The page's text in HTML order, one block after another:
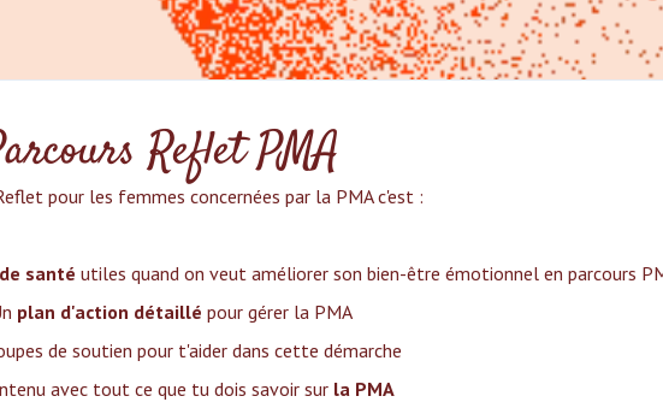
Reflet PMA
pour les femmes concernées par la PMA c'est :‍
santé utiles quand on veut améliorer son bien-être émotionnel en parcours
plan d'action détaillé pour gérer la PMA
de soutien pour t'aider dans cette démarche
avec tout ce que tu dois savoir sur la PMA